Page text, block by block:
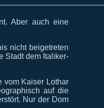
Aber auch eine
nicht beigetreten
Stadt dem Italiker-
vom Kaiser Lothar
auf die
Nur der Dom